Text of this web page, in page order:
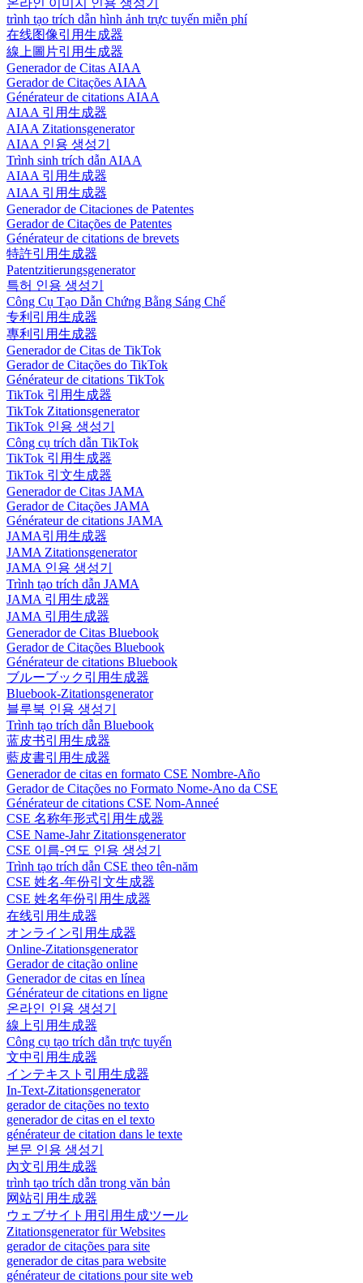
온라인 이미지 인용 생성기
trình tạo trích dẫn hình ảnh trực tuyến miễn phí
在线图像引用生成器
線上圖片引用生成器
Generador de Citas AIAA
Gerador de Citações AIAA
Générateur de citations AIAA
AIAA 引用生成器
AIAA Zitationsgenerator
AIAA 인용 생성기
Trình sinh trích dẫn AIAA
AIAA 引用生成器
AIAA 引用生成器
Generador de Citaciones de Patentes
Gerador de Citações de Patentes
Générateur de citations de brevets
特許引用生成器
Patentzitierungsgenerator
특허 인용 생성기
Công Cụ Tạo Dẫn Chứng Bằng Sáng Chế
专利引用生成器
專利引用生成器
Generador de Citas de TikTok
Gerador de Citações do TikTok
Générateur de citations TikTok
TikTok 引用生成器
TikTok Zitationsgenerator
TikTok 인용 생성기
Công cụ trích dẫn TikTok
TikTok 引用生成器
TikTok 引文生成器
Generador de Citas JAMA
Gerador de Citações JAMA
Générateur de citations JAMA
JAMA引用生成器
JAMA Zitationsgenerator
JAMA 인용 생성기
Trình tạo trích dẫn JAMA
JAMA 引用生成器
JAMA 引用生成器
Generador de Citas Bluebook
Gerador de Citações Bluebook
Générateur de citations Bluebook
ブルーブック引用生成器
Bluebook-Zitationsgenerator
블루북 인용 생성기
Trình tạo trích dẫn Bluebook
蓝皮书引用生成器
藍皮書引用生成器
Generador de citas en formato CSE Nombre-Año
Gerador de Citações no Formato Nome-Ano da CSE
Générateur de citations CSE Nom-Anneé
CSE 名称年形式引用生成器
CSE Name-Jahr Zitationsgenerator
CSE 이름-연도 인용 생성기
Trình tạo trích dẫn CSE theo tên-năm
CSE 姓名-年份引文生成器
CSE 姓名年份引用生成器
在线引用生成器
オンライン引用生成器
Online-Zitationsgenerator
Gerador de citação online
Generador de citas en línea
Générateur de citations en ligne
온라인 인용 생성기
線上引用生成器
Công cụ tạo trích dẫn trực tuyến
文中引用生成器
インテキスト引用生成器
In-Text-Zitationsgenerator
gerador de citações no texto
generador de citas en el texto
générateur de citation dans le texte
본문 인용 생성기
內文引用生成器
trình tạo trích dẫn trong văn bản
网站引用生成器
ウェブサイト用引用生成ツール
Zitationsgenerator für Websites
gerador de citações para site
generador de citas para website
générateur de citations pour site web